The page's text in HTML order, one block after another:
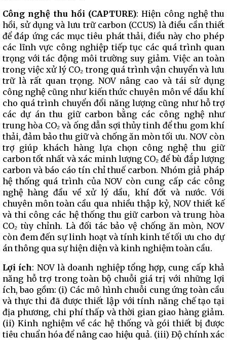
Công nghệ thu hồi (CAPTURE): Hiện công nghệ thu
hồi, sử dụng và lưu trữ carbon (CCUS) là điều cần thiết
để đáp ứng các mục tiêu phát thải, điều này cho phép
các lĩnh vực công nghiệp tiếp tục các quá trình quan
trọng với tác động môi trường suy giảm. Việc an toàn
trong việc xử lý CO₂ trong quá trình vận chuyển và lưu
trữ là rất quan trọng. NOV nâng cao và tái sử dụng
công nghệ cũng như kiến ​​thức chuyên môn về dầu khí
cho quá trình chuyển đổi năng lượng cũng như hỗ trợ
các dự án thu giữ carbon bằng các công nghệ như
trung hòa CO₂ và ống dẫn sợi thủy tinh để thu gom khí
thải, đảm bảo thu giữ và chống ăn mòn tối ưu. NOV còn
trợ giúp khách hàng lựa chọn công nghệ thu giữ
carbon tốt nhất và xác minh lượng CO₂ để bù đắp lượng
carbon và báo cáo tín chỉ thuế carbon. Nhóm giả pháp
hệ thống quá trình của NOV còn cung cấp các công
nghệ hàng đầu về xử lý dầu, khí đốt và nước. Với
chuyên môn toàn cầu qua nhiều thập kỷ, NOV thiết kế
và thi công các hệ thống thu giữ carbon và trung hòa
CO₂ tùy chỉnh. Là đối tác bảo vệ chống ăn mòn, NOV
còn đem đến sự linh hoạt và tính kinh tế tối ưu cho dự
án thông qua sự hiện diện và kinh nghiệm toàn cầu.
Lợi ích: NOV là doanh nghiệp tổng hợp, cung cấp khả
năng hỗ trợ trong toàn bộ chuỗi giá trị với những lợi
ích, bao gồm: (i) Các mô hình chuỗi cung ứng toàn cầu
và thực thi đã được thiết lập với tính năng chế tạo tại
địa phương, chi phí thấp và thời gian giao hàng giảm.
(ii) Kinh nghiệm về các hệ thống và gói thiết bị được
tiêu chuẩn hóa để nâng cao hiệu quả. (iii) Độ chính xác